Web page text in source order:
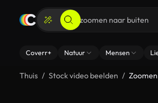
Coverr+ Natuur Mensen
Thuis Stock video beelden